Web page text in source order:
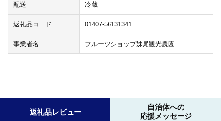
配送 冷蔵
返礼品コード 01407-56131341
事業者名 フルーツショップ妹尾観光農園
返礼品レビュー
自治体への
応援メッセージ